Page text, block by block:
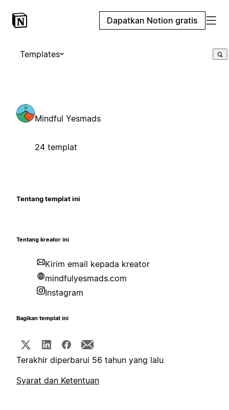
Dapatkan Notion gratis
Templates
Mindful Yesmads
24 templat
Tentang templat ini
Tentang kreator ini
Kirim email kepada kreator
mindfulyesmads.com
Instagram
Bagikan templat ini
Terakhir diperbarui 56 tahun yang lalu
Syarat dan Ketentuan